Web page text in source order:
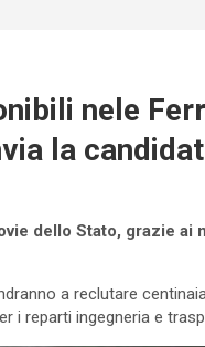
nele
la
dello Stato, grazie ai
a reclutare
i reparti ingegneria e